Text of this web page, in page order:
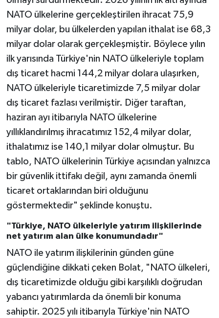
NATO ülkelerine gerçekleştirilen ihracat 75,9
milyar dolar, bu ülkelerden yapılan ithalat ise 68,3
milyar dolar olarak gerçekleşmiştir. Böylece yılın
ilk yarısında Türkiye'nin NATO ülkeleriyle toplam
dış ticaret hacmi 144,2 milyar dolara ulaşırken,
NATO ülkeleriyle ticaretimizde 7,5 milyar dolar
dış ticaret fazlası verilmiştir. Diğer taraftan,
haziran ayı itibarıyla NATO ülkelerine
yıllıklandırılmış ihracatımız 152,4 milyar dolar,
ithalatımız ise 140,1 milyar dolar olmuştur. Bu
tablo, NATO ülkelerinin Türkiye açısından yalnızca
bir güvenlik ittifakı değil, aynı zamanda önemli
ticaret ortaklarından biri olduğunu
göstermektedir" şeklinde konuştu.
"Türkiye, NATO ülkeleriyle yatırım ilişkilerinde
net yatırım alan ülke konumundadır"
NATO ile yatırım ilişkilerinin günden güne
güçlendiğine dikkati çeken Bolat, "NATO ülkeleri,
dış ticaretimizde olduğu gibi karşılıklı doğrudan
yabancı yatırımlarda da önemli bir konuma
sahiptir. 2025 yılı itibarıyla Türkiye'nin NATO